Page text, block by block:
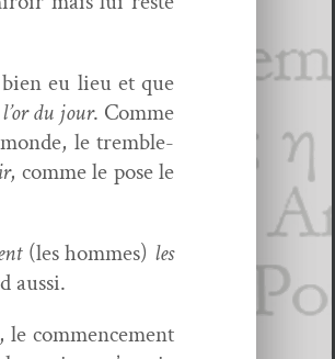
eu lieu et que
du jour. Comme
le trem­ble­
, comme le pose le
(les hommes) les
aussi.
le com­mence­ment